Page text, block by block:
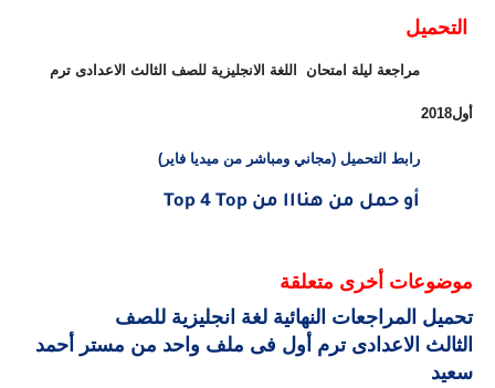
التحميل
مراجعة ليلة امتحان اللغة الانجليزية للصف الثالث الاعدادى ترم
أول2018
رابط التحميل (مجاني ومباشر من ميديا فاير)
أو حمل من هنااا من Top 4 Top
موضوعات أخرى متعلقة
تحميل المراجعات النهائية لغة انجليزية للصف
الثالث الاعدادى ترم أول فى ملف واحد من مستر أحمد
سعيد